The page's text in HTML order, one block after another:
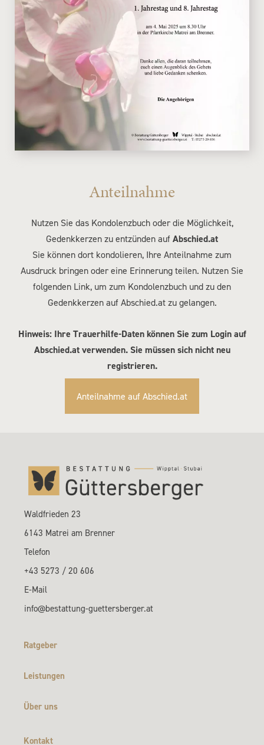
Anteilnahme
Nutzen Sie das Kondolenzbuch oder die Möglichkeit,
Gedenkkerzen zu entzünden auf Abschied.at
Sie können dort kondolieren, Ihre Anteilnahme zum
Ausdruck bringen oder eine Erinnerung teilen. Nutzen Sie
folgenden Link, um zum Kondolenzbuch und zu den
Gedenkkerzen auf Abschied.at zu gelangen.
Hinweis: Ihre Trauerhilfe-Daten können Sie zum Login auf
Abschied.at verwenden. Sie müssen sich nicht neu
registrieren.
Anteilnahme auf Abschied.at
Waldfrieden 23
6143 Matrei am Brenner
Telefon
+43 5273 / 20 606
E-Mail
info@bestattung-guettersberger.at
Ratgeber
Leistungen
Über uns
Kontakt